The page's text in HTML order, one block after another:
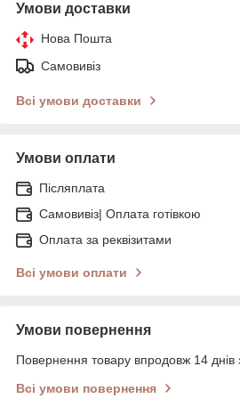
Умови доставки
Нова Пошта
Самовивіз
Всі умови доставки
Умови оплати
Післяплата
Самовивіз| Оплата готівкою
Оплата за реквізитами
Всі умови оплати
Умови повернення
Повернення товару впродовж 14 днів
Всі умови повернення